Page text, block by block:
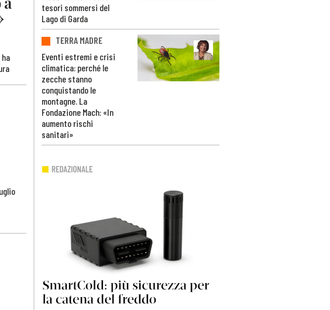
tesori sommersi del
Lago di Garda
TERRA MADRE
Eventi estremi e crisi
climatica: perché le
zecche stanno
conquistando le
montagne. La
Fondazione Mach: «In
aumento rischi
sanitari»